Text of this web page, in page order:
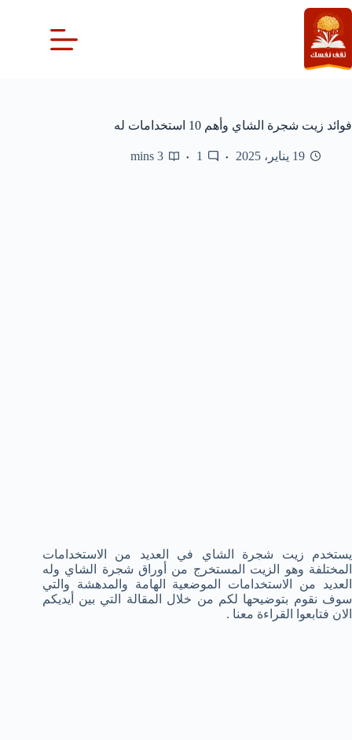
التجاوز
إلى
المحتوى
فوائد زيت شجرة الشاي وأهم 10 استخدامات له
19 يناير، 2025 1
3 mins
يستخدم زيت شجرة الشاي في العديد من الاستخدامات
المختلفة وهو الزيت المستخرج من أوراق شجرة الشاي وله
العديد من الاستخدامات الموضعية الهامة والمدهشة والتي
سوف نقوم بتوضيحها لكم من خلال المقالة التي بين أيديكم
الان فتابعوا القراءة معنا .